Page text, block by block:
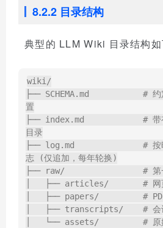
8.2.2 目录结构
典型的 LLM Wiki 目录结构如
wiki/
├── SCHEMA.md           # 约
置
├── index.md            # 带有
目录
├── log.md              # 按时
志 (仅追加，每年轮换)
├── raw/                # 第一
│   ├── articles/       # 网页
│   ├── papers/         #
│   ├── transcripts/    # 会议
│   └── assets/         # 原始